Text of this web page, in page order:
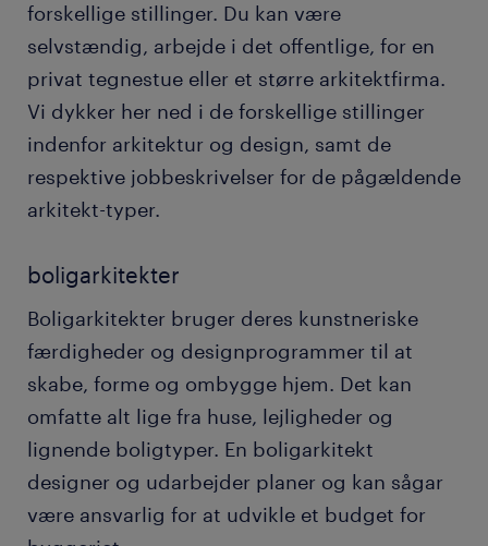
forskellige stillinger. Du kan være
selvstændig, arbejde i det offentlige, for en
privat tegnestue eller et større arkitektfirma.
Vi dykker her ned i de forskellige stillinger
indenfor arkitektur og design, samt de
respektive jobbeskrivelser for de pågældende
arkitekt-typer.
boligarkitekter
Boligarkitekter bruger deres kunstneriske
færdigheder og designprogrammer til at
skabe, forme og ombygge hjem. Det kan
omfatte alt lige fra huse, lejligheder og
lignende boligtyper. En boligarkitekt
designer og udarbejder planer og kan sågar
være ansvarlig for at udvikle et budget for